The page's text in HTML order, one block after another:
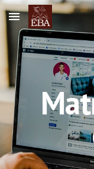
Skip to main content